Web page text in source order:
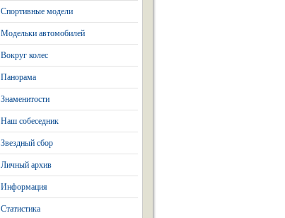
Спортивные модели
Модельки автомобилей
Вокруг колес
Панорама
Знаменитости
Наш собеседник
Звездный сбор
Личный архив
Информация
Статистика